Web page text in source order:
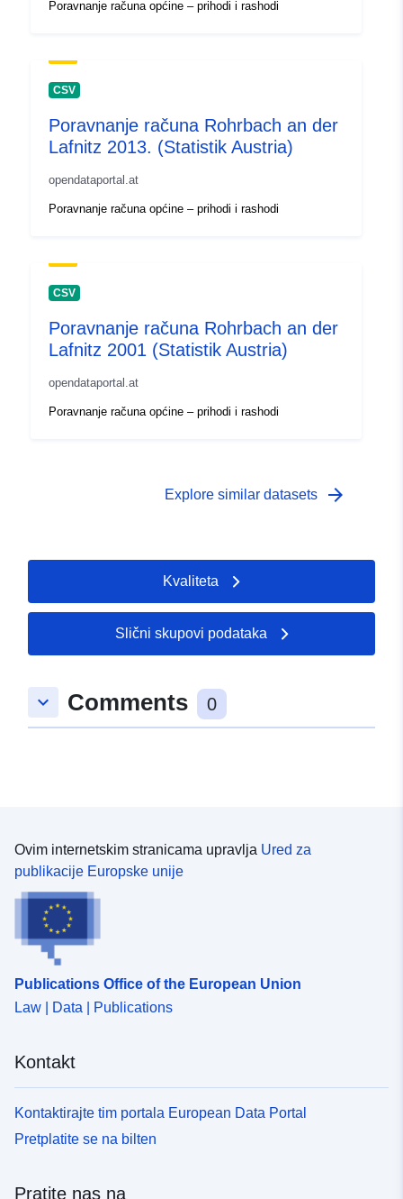
Poravnanje računa općine – prihodi i rashodi
CSV
Poravnanje računa Rohrbach an der
Lafnitz 2013. (Statistik Austria)
opendataportal.at
Poravnanje računa općine – prihodi i rashodi
CSV
Poravnanje računa Rohrbach an der
Lafnitz 2001 (Statistik Austria)
opendataportal.at
Poravnanje računa općine – prihodi i rashodi
Explore similar datasets arrow_forward
Kvaliteta
Slični skupovi podataka
keyboard_arrow_down Comments 0
Ovim internetskim stranicama upravlja Ured za
publikacije Europske unije
Publications Office of the European Union
Law | Data | Publications
Kontakt
Kontaktirajte tim portala European Data Portal
Pretplatite se na bilten
Pratite nas na